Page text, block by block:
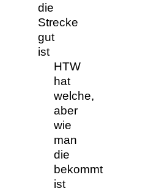
die
Strecke
gut
ist
HTW
hat
welche,
aber
wie
man
die
bekommt
ist